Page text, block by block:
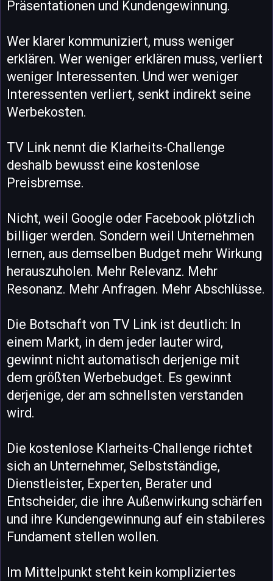
Präsentationen und Kundengewinnung.
Wer klarer kommuniziert, muss weniger
erklären. Wer weniger erklären muss, verliert
weniger Interessenten. Und wer weniger
Interessenten verliert, senkt indirekt seine
Werbekosten.
TV Link nennt die Klarheits-Challenge
deshalb bewusst eine kostenlose
Preisbremse.
Nicht, weil Google oder Facebook plötzlich
billiger werden. Sondern weil Unternehmen
lernen, aus demselben Budget mehr Wirkung
herauszuholen. Mehr Relevanz. Mehr
Resonanz. Mehr Anfragen. Mehr Abschlüsse.
Die Botschaft von TV Link ist deutlich: In
einem Markt, in dem jeder lauter wird,
gewinnt nicht automatisch derjenige mit
dem größten Werbebudget. Es gewinnt
derjenige, der am schnellsten verstanden
wird.
Die kostenlose Klarheits-Challenge richtet
sich an Unternehmer, Selbstständige,
Dienstleister, Experten, Berater und
Entscheider, die ihre Außenwirkung schärfen
und ihre Kundengewinnung auf ein stabileres
Fundament stellen wollen.
Im Mittelpunkt steht kein kompliziertes